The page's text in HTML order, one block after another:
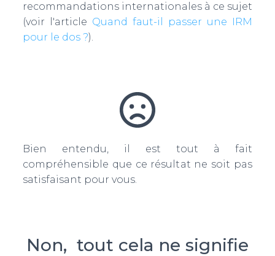
recommandations internationales à ce sujet
(voir l'article Quand faut-il passer une IRM
pour le dos ?).
Bien entendu, il est tout à fait
compréhensible que ce résultat ne soit pas
satisfaisant pour vous.
Non, tout cela ne signifie